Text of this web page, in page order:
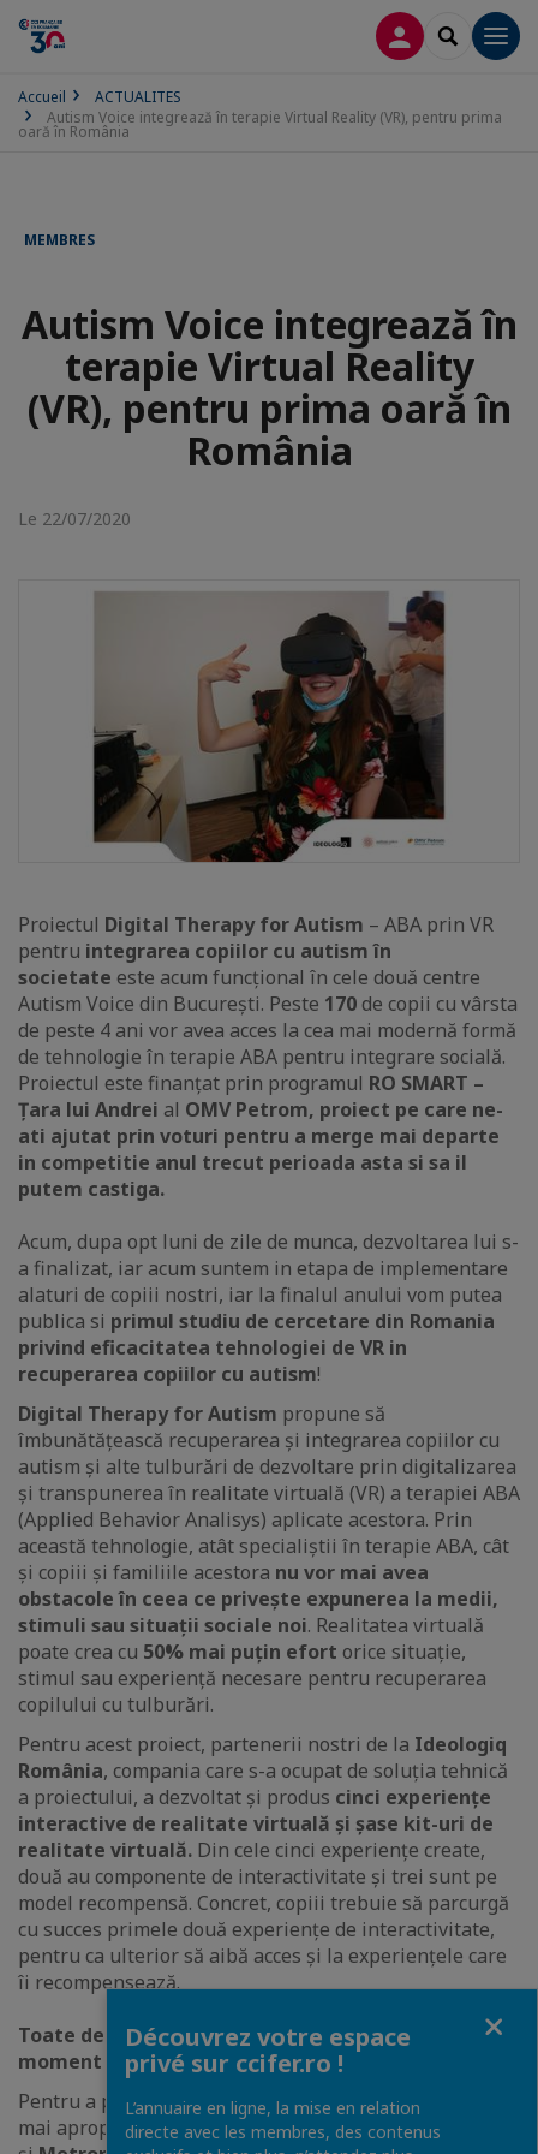
CONNEXION
Accueil
ACTUALITES
Autism Voice integrează în terapie Virtual Reality (VR), pentru prima
oară în România
MEMBRES
Autism Voice integrează în
terapie Virtual Reality
(VR), pentru prima oară în
România
Le 22/07/2020
Proiectul Digital Therapy for Autism – ABA prin VR
pentru integrarea copiilor cu autism în
societate este acum funcțional în cele două centre
Autism Voice din București. Peste 170de copii cu vârsta
de peste 4 ani vor avea acces la cea mai modernă formă
de tehnologie în terapie ABA pentru integrare socială.
Proiectul este finanțat prin programul RO SMART –
Țara lui Andrei al OMV Petrom, proiect pe care ne-
ati ajutat prin voturi pentru a merge mai departe
in competitie anul trecut perioada asta si sa il
putem castiga.
Acum, dupa opt luni de zile de munca, dezvoltarea lui s-
a finalizat, iar acum suntem in etapa de implementare
alaturi de copiii nostri, iar la finalul anului vom putea
publica si primul studiu de cercetare din Romania
privind eficacitatea tehnologiei de VR in
recuperarea copiilor cu autism!
Digital Therapy for Autism propune să
îmbunătățească recuperarea și integrarea copiilor cu
autism și alte tulburări de dezvoltare prin digitalizarea
și transpunerea în realitate virtuală (VR) a terapiei ABA
(Applied Behavior Analisys) aplicate acestora. Prin
această tehnologie, atât specialiștii în terapie ABA, cât
și copiii și familiile acestora nu vor mai avea
obstacole în ceea ce privește expunerea la medii,
stimuli sau situații sociale noi. Realitatea virtuală
poate crea cu 50% mai puțin efort orice situație,
stimul sau experiență necesare pentru recuperarea
copilului cu tulburări.
Pentru acest proiect, partenerii nostri de la Ideologiq
România, compania care s-a ocupat de soluția tehnică
a proiectului, a dezvoltat și produs cinci experiențe
interactive de realitate virtuală și șase kit-uri de
realitate virtuală. Din cele cinci experiențe create,
două au componente de interactivitate și trei sunt pe
model recompensă. Concret, copiii trebuie să parcurgă
cu succes primele două experiențe de interactivitate,
pentru ca ulterior să aibă acces și la experiențele care
îi recompensează.
Toate detaliile despre proiectul nostru in acest
moment se pot citiAICI.
Pentru a putea realiza acest proiect folosind detalii cât
mai apropiate de o experiență uzuală, Cora România
Découvrez votre espace
privé sur ccifer.ro !
L’annuaire en ligne, la mise en relation
directe avec les membres, des contenus